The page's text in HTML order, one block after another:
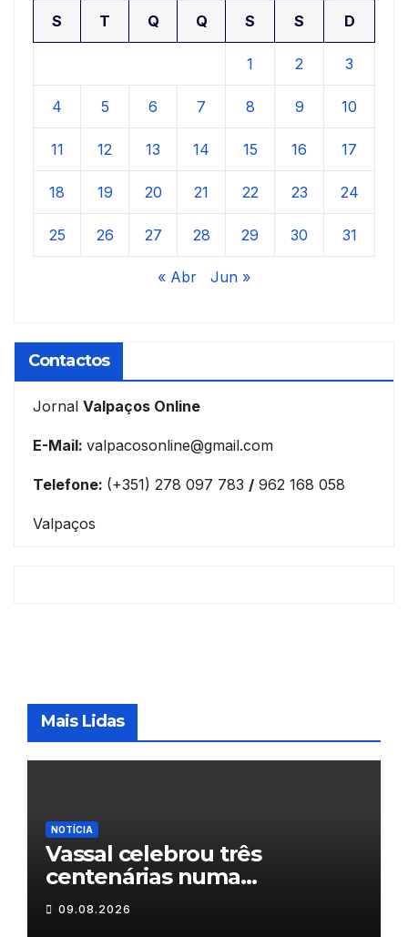
S T Q Q S S D
1 2 3
4 5 6 7 8 9 10
11 12 13 14 15 16 17
18 19 20 21 22 23 24
25 26 27 28 29 30 31
« Abr Jun »
Contactos
Jornal Valpaços Online
E-Mail: valpacosonline@gmail.com
Telefone: (+351) 278 097 783 / 962 168 058
Valpaços
Mais Lidas
NOTÍCIA
Vassal celebrou três
centenárias numa
homenagem a um século de
histórias
09.08.2026